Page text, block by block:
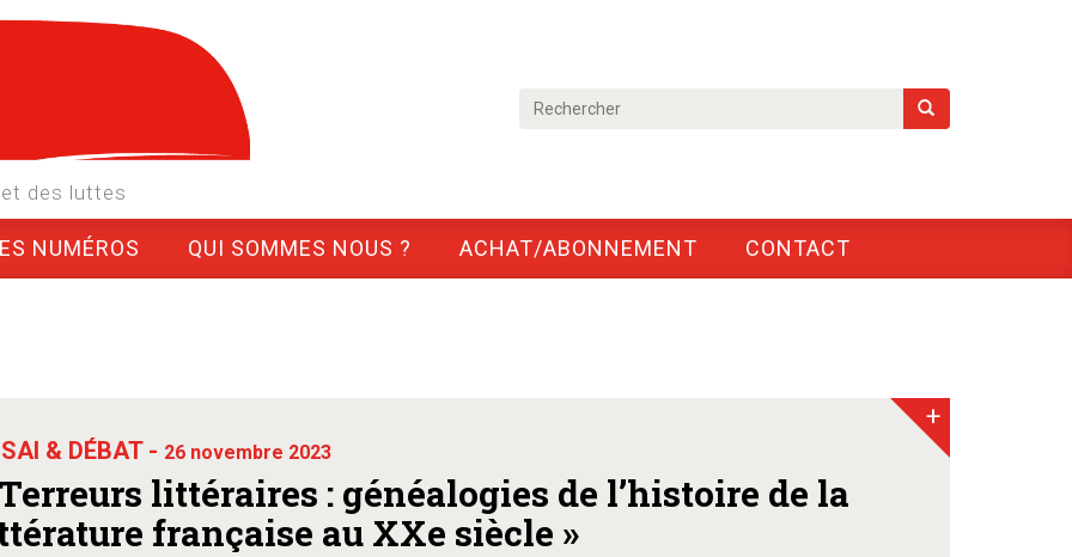
des luttes
NUMÉROS QUI SOMMES NOUS ? ACHAT/ABONNEMENT CONTACT
& DÉBAT - 26 novembre 2023
littéraires : généalogies de l’histoire de la
française au XXe siècle »
+